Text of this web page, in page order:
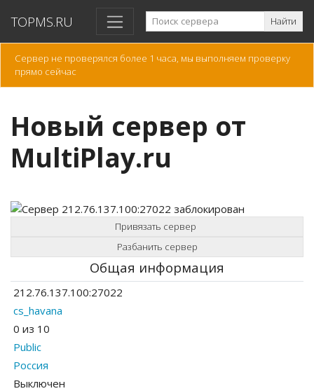
TOPMS.RU Найти
Сервер не проверялся более 1 часа, мы выполняем проверку
прямо сейчас
Новый сервер от
MultiPlay.ru
Привязать сервер
Разбанить сервер
Общая информация
212.76.137.100:27022
cs_havana
0 из 10
Public
Россия
Выключен